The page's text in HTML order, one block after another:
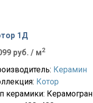
1Д
руб. / м2
Керамин
Котор
керамики: